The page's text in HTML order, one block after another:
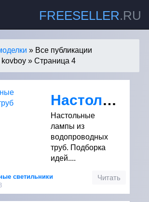
FREESELLER.RU
» Все публикации
kovboy » Страница 4
Настольные лампы из труб
Настольные
лампы из
водопроводных
труб. Подборка
идей....
Читать
светильники